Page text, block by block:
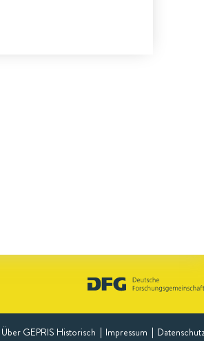
Über GEPRIS Historisch Impressum Datenschutz